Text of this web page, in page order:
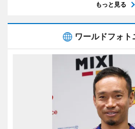
もっと見る
ワールドフォト